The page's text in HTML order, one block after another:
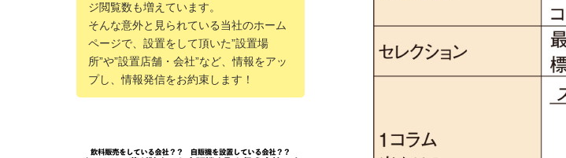
ジ閲覧数も増えています。
そんな意外と見られている当社のホーム
ページで、設置をして頂いた”設置場
所”や”設置店舗・会社”など、情報をアッ
プし、情報発信をお約束します！